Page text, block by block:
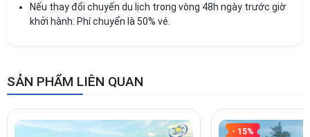
Nếu thay đổi chuyến du lịch trong vòng 48h ngày trước giờ
khởi hành: Phí chuyển là 50% vé.
SẢN PHẨM LIÊN QUAN
- 15%